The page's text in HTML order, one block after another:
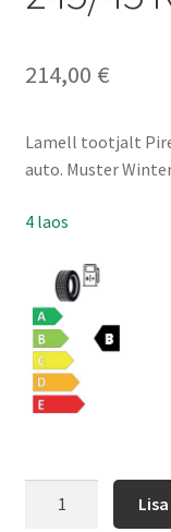
214,00 €
Lamell tootjalt
auto. Muster
4 laos